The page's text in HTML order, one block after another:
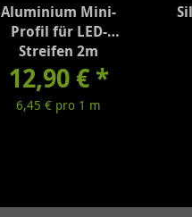
Aluminium Mini-
Profil für LED-
Streifen 2m
12,90 € *
6,45 € pro 1 m